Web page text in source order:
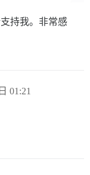
持我。非常感
01:21